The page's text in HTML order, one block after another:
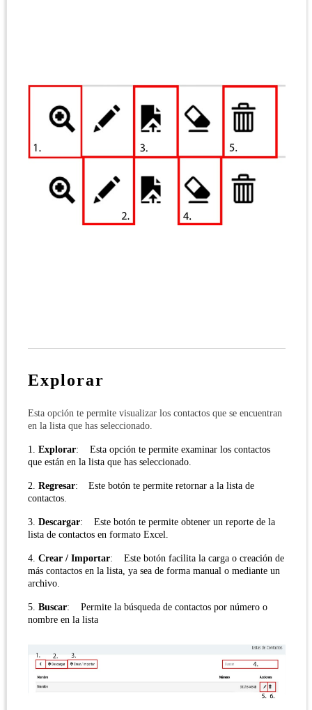
Explorar
Esta opción te permite visualizar los contactos que se encuentran
en la lista que has seleccionado.
1. Explorar:
Esta opción te permite examinar los contactos
que están en la lista que has seleccionado.
2. Regresar:
Este botón te permite retornar a la lista de
contactos.
3. Descargar:
Este botón te permite obtener un reporte de la
lista de contactos en formato Excel.
4. Crear / Importar:
Este botón facilita la carga o creación de
más contactos en la lista, ya sea de forma manual o mediante un
archivo.
5. Buscar: Permite la búsqueda de contactos por número o
nombre en la lista